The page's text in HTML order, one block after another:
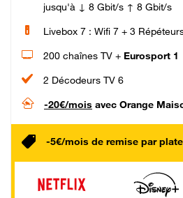
jusqu'à ↓ 8 Gbit/s ↑ 8 Gbit/s
Livebox 7 : Wifi 7 + 3
200 chaînes TV + Eurosport 1
2 Décodeurs TV 6
-20€/mois avec Orange
-5€/mois de remise par